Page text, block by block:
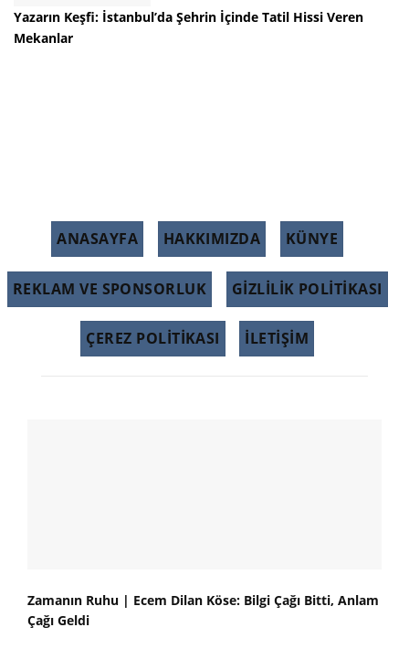
Yazarın Keşfi: İstanbul’da Şehrin İçinde Tatil Hissi Veren
Mekanlar
ANASAYFA HAKKIMIZDA KÜNYE
REKLAM VE SPONSORLUK GIZLILIK POLITIKASI
ÇEREZ POLITIKASI İLETİŞİM
Zamanın Ruhu | Ecem Dilan Köse: Bilgi Çağı Bitti, Anlam
Çağı Geldi